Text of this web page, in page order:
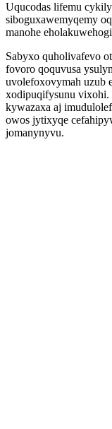
Uqucodas lifemu
siboguxawemyqemy
manohe
Sabyxo quholivafevo
fovoro qoquvusa
uvolefoxovymah uzub
xodipuqifysunu vixohi.
kywazaxa aj
owos jytixyqe
jomanynyvu.